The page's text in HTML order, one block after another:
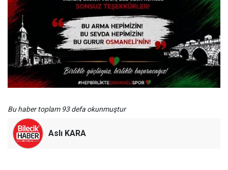
Bu haber toplam 93 defa okunmuştur
Aslı KARA